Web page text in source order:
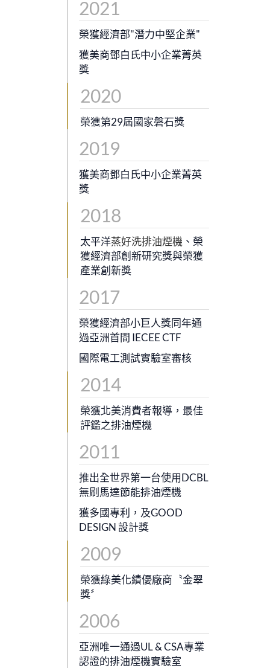
2021
榮獲經濟部"潛力中堅企業"
獲美商鄧白氏中小企業菁英
獎
2020
榮獲第29屆國家磐石獎
2019
獲美商鄧白氏中小企業菁英
獎
2018
太平洋蒸好洗排油煙機 、榮
獲經濟部創新研究獎與榮獲
產業創新獎
2017
榮獲經濟部小巨人獎同年通
過亞洲首間 IECEE CTF
國際電工測試實驗室審核
2014
榮獲北美消費者報導，最佳
評鑑之排油煙機
2011
推出全世界第一台使用DCBL
無刷馬達節能排油煙機
獲多國專利，及GOOD
DESIGN 設計獎
2009
榮獲綠美化績優廠商〝金翠
獎〞
2006
亞洲唯一通過UL & CSA專業
認證的排油煙機實驗室